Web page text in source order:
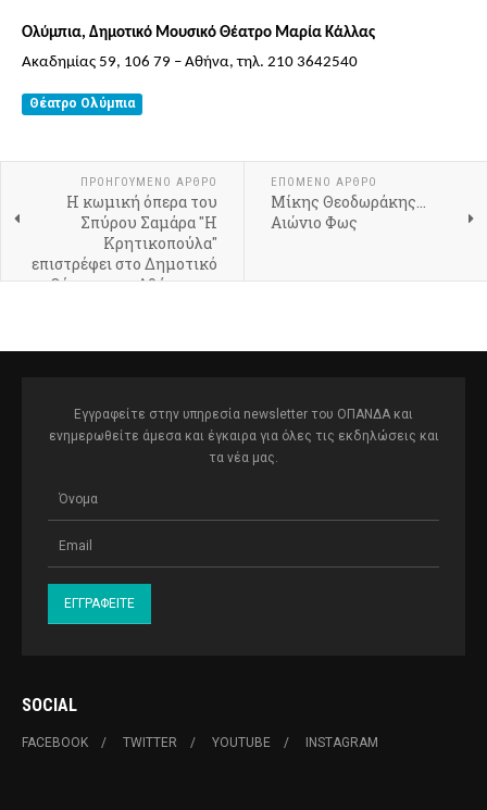
Ολύμπια, Δημοτικό Μουσικό Θέατρο Μαρία Κάλλας
Ακαδημίας 59, 106 79 – Αθήνα, τηλ. 210 3642540
Θέατρο Ολύμπια
ΠΡΟΗΓΟΎΜΕΝΟ ΆΡΘΡΟ
Η κωμική όπερα του
Σπύρου Σαμάρα "Η
Κρητικοπούλα"
επιστρέφει στο Δημοτικό
Θέατρο της Αθήνας για
ΕΠΌΜΕΝΟ ΆΡΘΡΟ
​Μίκης Θεοδωράκης…
Αιώνιο Φως
Εγγραφείτε στην υπηρεσία newsletter του ΟΠΑΝΔΑ και
ενημερωθείτε άμεσα και έγκαιρα για όλες τις εκδηλώσεις και
τα νέα μας.
SOCIAL
FACEBOOK TWITTER YOUTUBE INSTAGRAM